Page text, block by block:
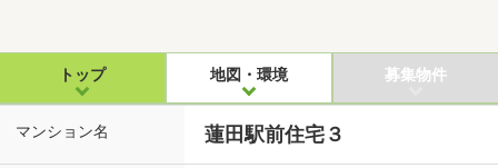
トップ 地図・環境 募集物件
マンション名 蓮田駅前住宅３